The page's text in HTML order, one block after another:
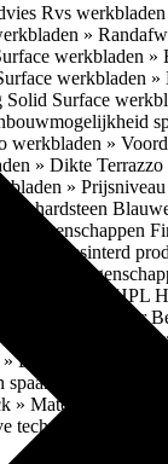
Rvs
»
werkbladen »
werkbladen »
Solid Surface
werkbladen »
» Dikte
» Prijsniveau
hardsteen
» Eigenschappen
Gesinterd
Graniet »
» HPL
Productie marmer
Multiplex
Eigenschappen
» Materialen &
techniek »